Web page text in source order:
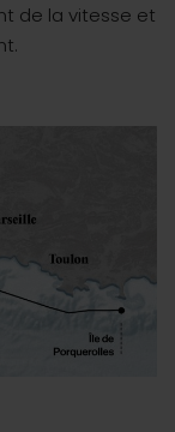
de la vitesse et